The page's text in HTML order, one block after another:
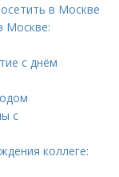
в Москве
Москве:
с днём
с
коллеге: